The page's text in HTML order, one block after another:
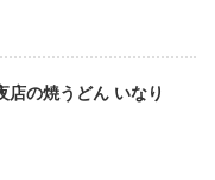
店の焼うどん いなり